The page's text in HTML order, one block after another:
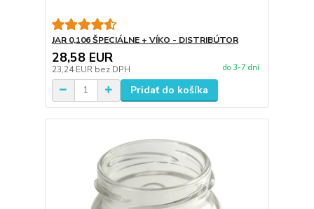
JAR 0,106 ŠPECIÁLNE + VÍKO - DISTRIBÚTOR
28,58 EUR
23,24 EUR bez DPH do 3-7 dní
Pridať do košíka